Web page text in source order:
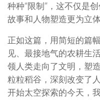
种种“限制”，这不仅是
故事和人物塑造更为立
正如这篇，用简短的篇
见、最接地气的农耕生
领人类走向了文明，塑
粒粒稻谷，深刻改变了
开始太空探索的今天，